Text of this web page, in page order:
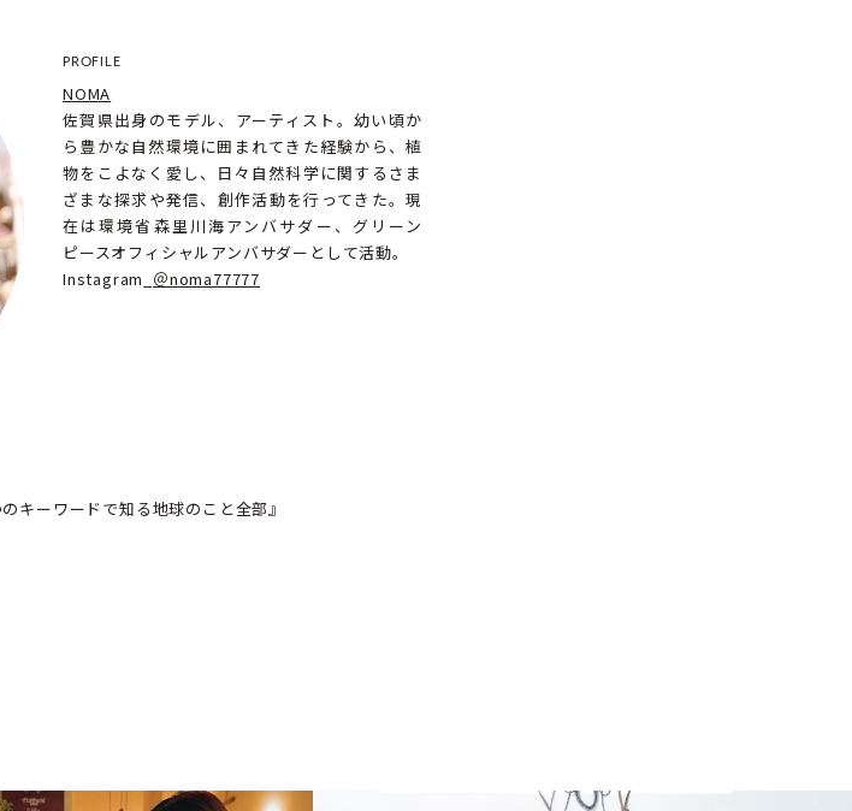
PROFILE
NOMA
佐賀県出身のモデル、アーティスト。幼い頃か
ら豊かな自然環境に囲まれてきた経験から、植
物をこよなく愛し、日々自然科学に関するさま
ざまな探求や発信、創作活動を行ってきた。現
在は環境省森里川海アンバサダー、グリーン
ピースオフィシャルアンバサダーとして活動。
Instagram_ ＠noma77777
キーワードで知る地球のこと全部』